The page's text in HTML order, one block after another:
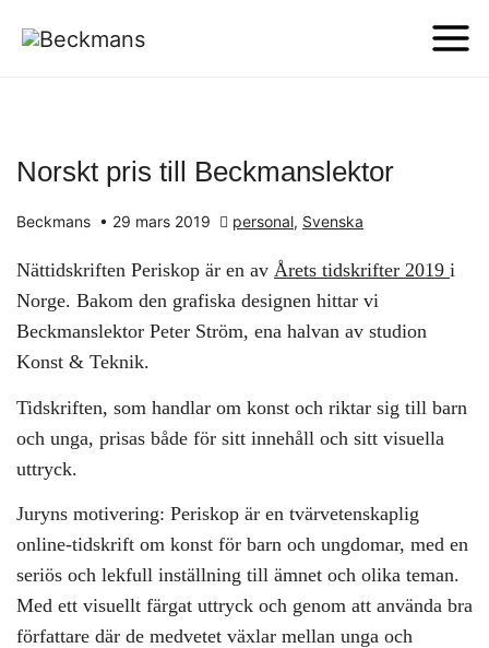
Norskt pris till Beckmanslektor
Beckmans • 29 mars 2019 personal, Svenska
Nättidskriften Periskop är en av Årets tidskrifter 2019 i
Norge. Bakom den grafiska designen hittar vi
Beckmanslektor Peter Ström, ena halvan av studion
Konst & Teknik.
Tidskriften, som handlar om konst och riktar sig till barn
och unga, prisas både för sitt innehåll och sitt visuella
uttryck.
Juryns motivering: Periskop är en tvärvetenskaplig
online-tidskrift om konst för barn och ungdomar, med en
seriös och lekfull inställning till ämnet och olika teman.
Med ett visuellt färgat uttryck och genom att använda bra
författare där de medvetet växlar mellan unga och